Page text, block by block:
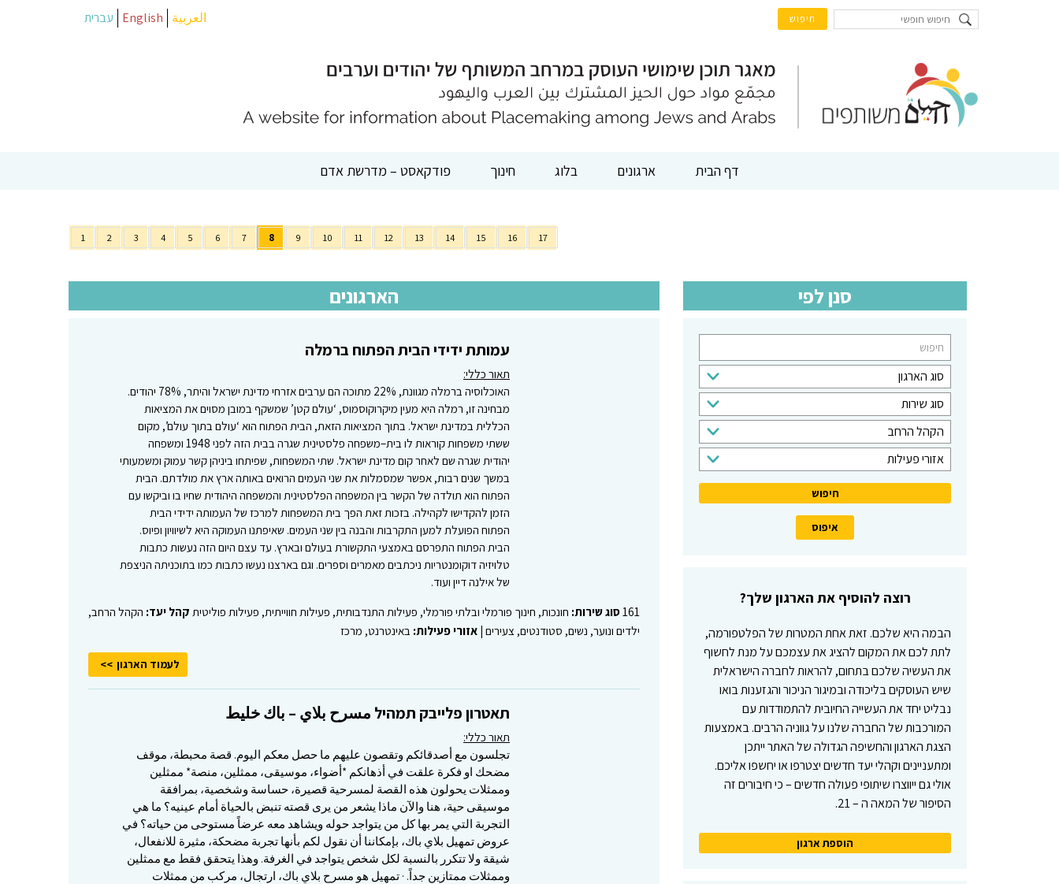
العربية English עברית
דף הבית ארגונים בלוג חינוך פודקאסט – מדרשת אדם
1 2 3 4 5 6 7 8 9 10 11 12 13 14 15 16 17
סנן לפי
י
ש
ו
א
ר
ג
ו
סוג הארגון
ו
י
סוג שירות
ה
י
ע
הקהל הרחב
ז
ת
אזורי פעילות
רוצה להוסיף את הארגון שלך?
הבמה היא שלכם. זאת אחת המטרות של הפלטפורמה,
לתת לכם את המקום להציג את עצמכם על מנת לחשוף
את העשיה שלכם בתחום, להראות לחברה הישראלית
שיש העוסקים בליכודה ובמיגור הניכור והגזענות בואו
נבליט יחד את העשייה החיובית להתמודדות עם
המורכבות של החברה שלנו על גווניה הרבים. באמצעות
הצגת הארגון והחשיפה הגדולה של האתר ייתכן
ומתעניינים וקהלי יעד חדשים יצטרפו או יחשפו אליכם.
אולי גם ייווצרו שיתופי פעולה חדשים – כי חיבורים זה
הסיפור של המאה ה – 21.
הוספת ארגון
הארגונים
עמותת ידידי הבית הפתוח ברמלה
תאור כללי:
האוכלוסיה ברמלה מגוונת, 22% מתוכה הם ערבים אזרחי מדינת ישראל והיתר, 78% יהודים.
מבחינה זו, רמלה היא מעין מיקרוקוסמוס, ‘עולם קטן’ שמשקף במובן מסוים את המציאות
הכללית במדינת ישראל. בתוך המציאות הזאת, הבית הפתוח הוא ‘עולם בתוך עולם’, מקום
ששתי משפחות קוראות לו בית–משפחה פלסטינית שגרה בבית הזה לפני 1948 ומשפחה
יהודית שגרה שם לאחר קום מדינת ישראל. שתי המשפחות, שפיתחו ביניהן קשר עמוק ומשמעותי
במשך שנים רבות, אפשר שמסמלות את שני העמים הרואים באותה ארץ את מולדתם. הבית
הפתוח הוא תולדה של הקשר בין המשפחה הפלסטינית והמשפחה היהודית שחיו בו וביקשו עם
הזמן להקדישו לקהילה. בזכות זאת הפך בית המשפחות למרכז של העמותה ידידי הבית
הפתוח הפועלת למען התקרבות והבנה בין שני העמים. שאיפתנו העמוקה היא לשיוויון ופיוס.
הבית הפתוח התפרסם באמצעי התקשורת בעולם ובארץ. עד עצם היום הזה נעשות כתבות
טלויזיה דוקומנטריות ניכתבים מאמרים וספרים. וגם בארצנו נעשו כתבות כמו בתוכניתה הניצפת
של אילנה דיין ועוד.
161סוג שירות: חונכות, חינוך פורמלי ובלתי פורמלי, פעילות התנדבותית, פעילות חווייתית, פעילות פוליטית קהל יעד: הקהל הרחב,
ילדים ונוער, נשים, סטודנטים, צעירים | אזורי פעילות: באינטרנט, מרכז
לעמוד הארגון
תאטרון פלייבק תמהיל مسرح بلاي – باك خليط
תאור כללי:
تجلسون مع أصدقائكم وتقصون عليهم ما حصل معكم اليوم. قصة محبطة، موقف
مضحك او فكرة علقت في أذهانكم *أضواء، موسيقى، ممثلين، منصة* ممثلين
وممثلات يحولون هذه القصة لمسرحية قصيرة، حساسة وشخصية، بمرافقة
موسيقى حية، هنا والآن ماذا يشعر من يرى قصته تنبض بالحياة أمام عينيه؟ ما هي
التجربة التي يمر بها كل من يتواجد حوله ويشاهد معه عرضاً مستوحى من حياته؟ في
عروض تمهيل بلاي باك، بإمكاننا أن نقول لكم بأنها تجربة مضحكة، مثيرة للانفعال،
شيقة ولا تتكرر بالنسبة لكل شخص يتواجد في الغرفة. وهذا يتحقق فقط مع ممثلين
وممثلات ممتازين جداً. · تمهيل هو مسرح بلاي باك، ارتجال، مركب من ممثلات